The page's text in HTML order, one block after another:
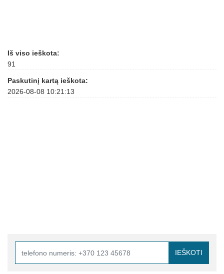
Iš viso ieškota:
91
Paskutinį kartą ieškota:
2026-08-08 10:21:13
IEŠKOTI